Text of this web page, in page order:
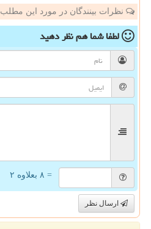
نظرات بینندگان در مورد این مطلب
لطفا شما همنظر دهید
= ۸ بعلاوه ۲
ارسال نظر